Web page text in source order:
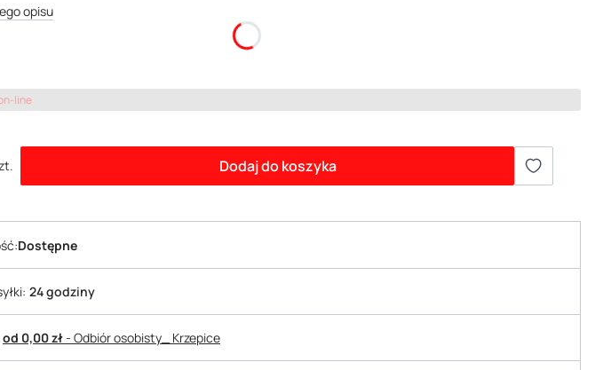
opisu
line
Dodaj do koszyka
Dostępne
24 godziny
od 0,00 zł- Odbiór osobisty_ Krzepice